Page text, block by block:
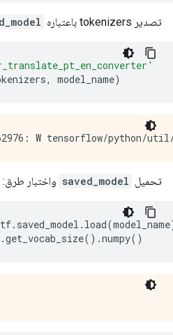
تصدير tokenizers باعتباره
, model_name)
تحميل saved_model واختبار طرق:
tf. saved_model . load(model_name
.get_vocab_size().numpy()